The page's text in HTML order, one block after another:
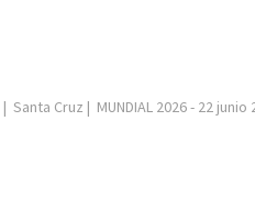
| Santa Cruz | MUNDIAL 2026- 22 junio